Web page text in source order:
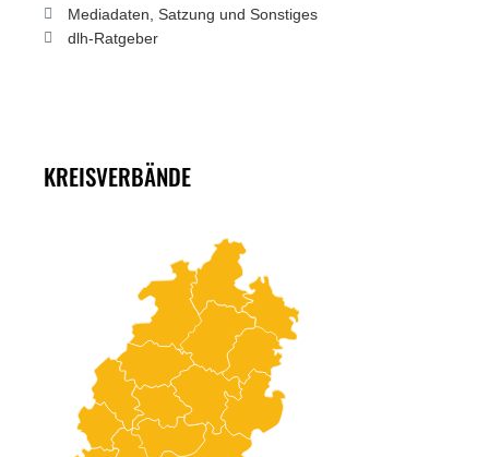
Mediadaten, Satzung und Sonstiges
dlh-Ratgeber
KREISVERBÄNDE